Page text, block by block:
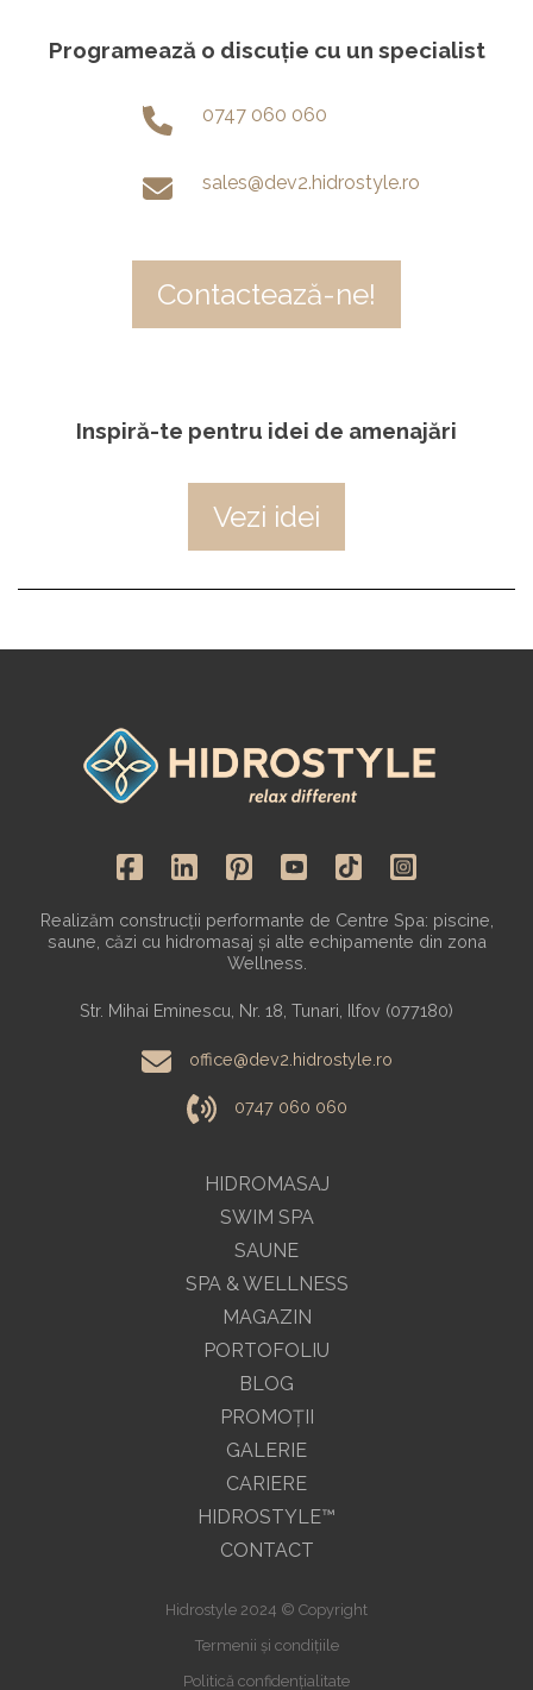
Programează o discuție cu un specialist
0747 060 060
sales@dev2.hidrostyle.ro
Contactează-ne!
Inspiră-te pentru idei de amenajări
Vezi idei
HIDROMASAJ
SWIM SPA
SAUNE
SPA & WELLNESS
MAGAZIN
Realizăm construcții performante de Centre Spa: piscine,
saune, căzi cu hidromasaj și alte echipamente din zona
Wellness.
Str. Mihai Eminescu, Nr. 18, Tunari, Ilfov (077180)
office@dev2.hidrostyle.ro
0747 060 060
PORTOFOLIU
BLOG
PROMOŢII
GALERIE
CARIERE
HIDROSTYLE™
CONTACT
Hidrostyle 2024 © Copyright
Termenii și condițiile
Politică confidențialitate